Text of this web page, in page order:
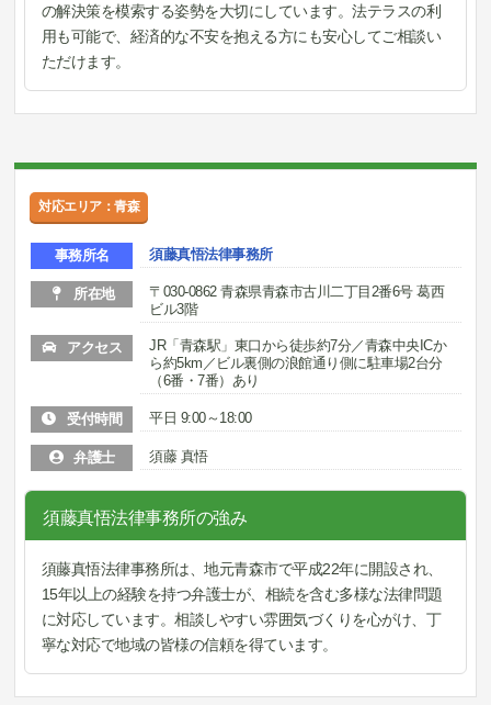
の解決策を模索する姿勢を大切にしています。法テラスの利
用も可能で、経済的な不安を抱える方にも安心してご相談い
ただけます。
対応エリア：青森
事務所名 須藤真悟法律事務所
所在地
〒030-0862 青森県青森市古川二丁目2番6号 葛西
ビル3階
アクセス
JR「青森駅」東口から徒歩約7分／青森中央ICか
ら約5km／ビル裏側の浪館通り側に駐車場2台分
（6番・7番）あり
受付時間 平日 9:00～18:00
弁護士 須藤 真悟
須藤真悟法律事務所の強み
須藤真悟法律事務所は、地元青森市で平成22年に開設され、
15年以上の経験を持つ弁護士が、相続を含む多様な法律問題
に対応しています。相談しやすい雰囲気づくりを心がけ、丁
寧な対応で地域の皆様の信頼を得ています。